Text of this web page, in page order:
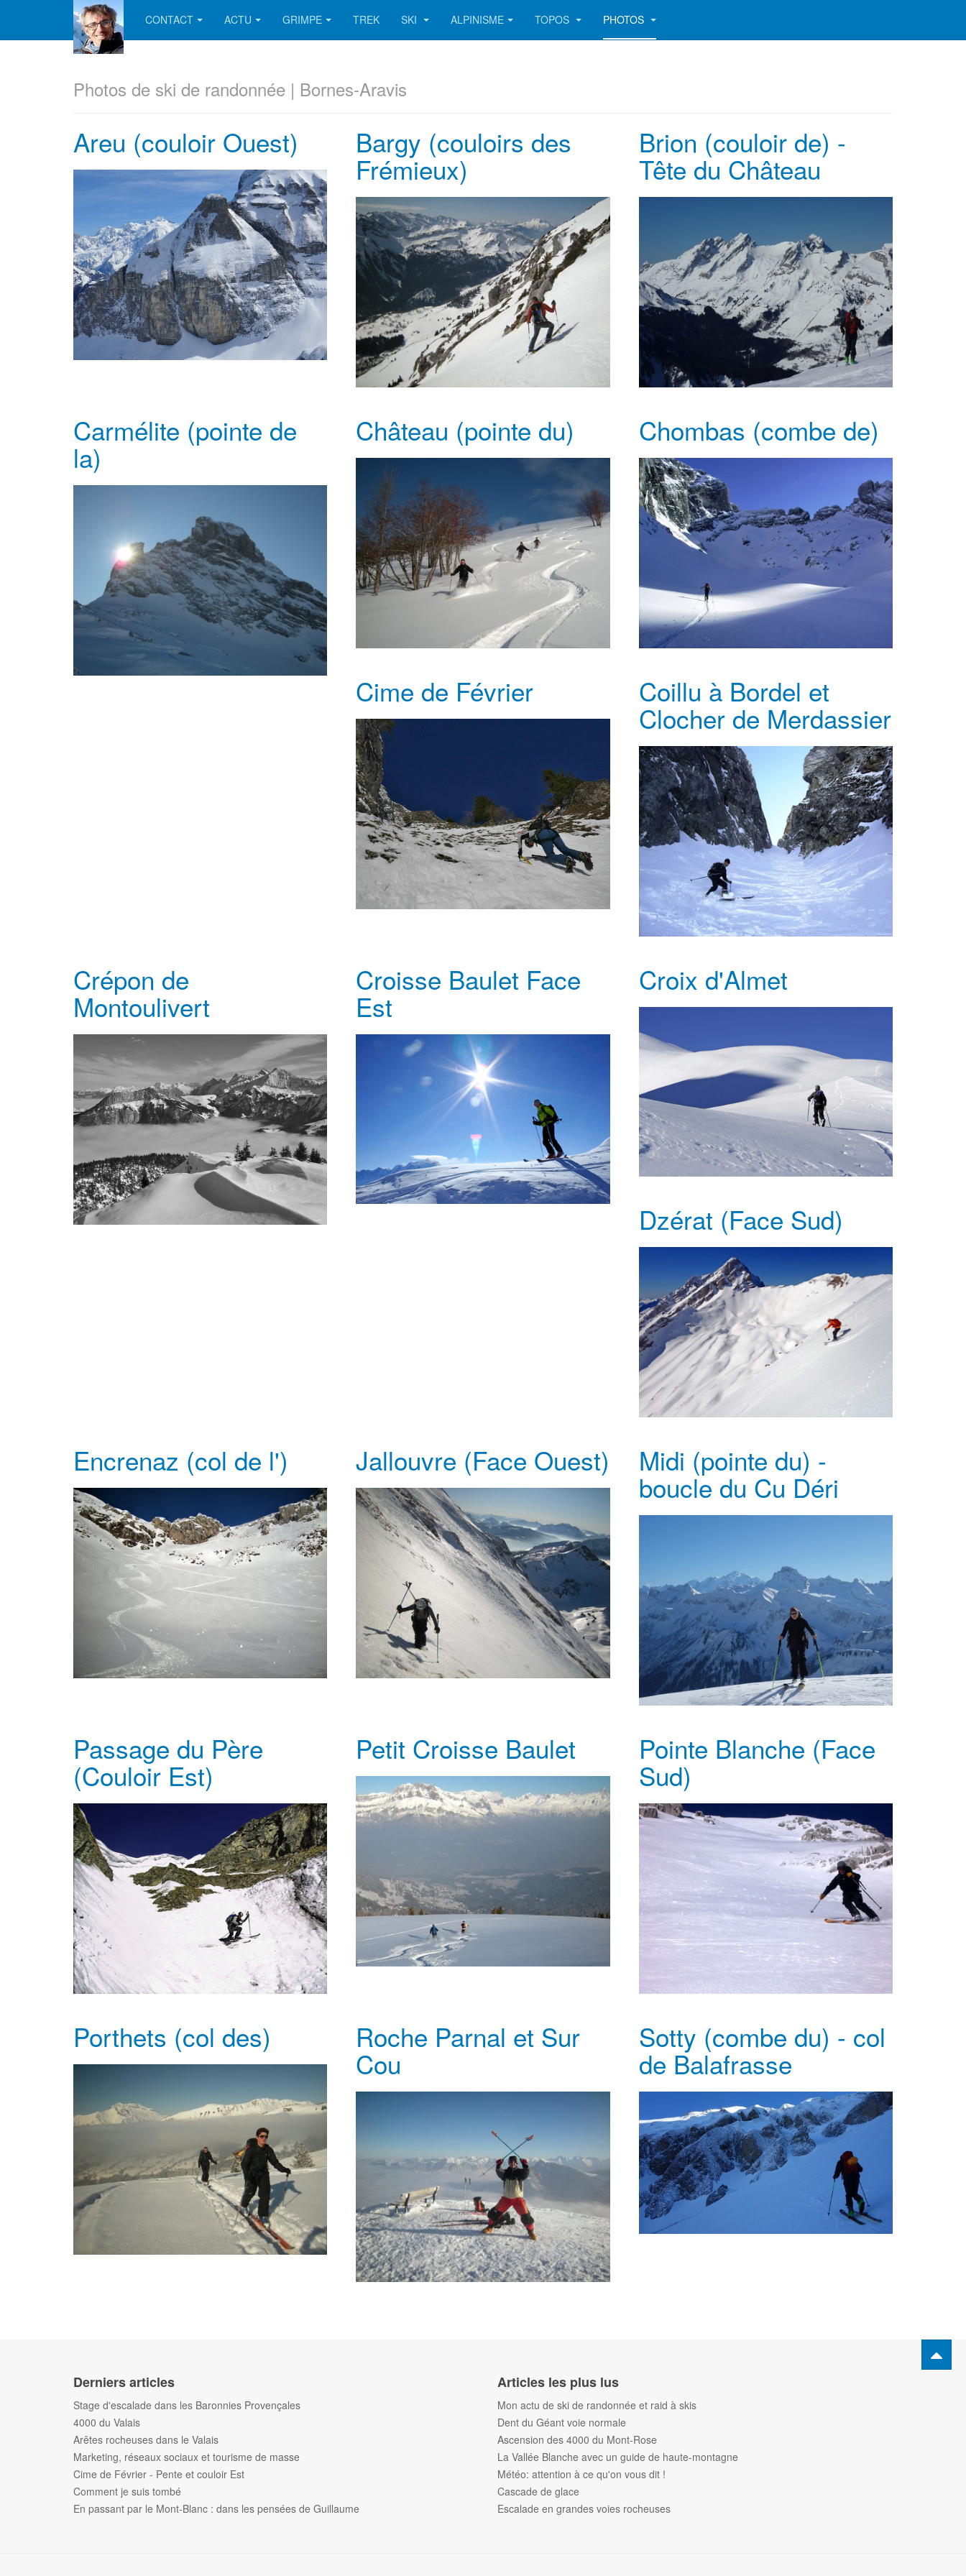
CONTACT ACTU GRIMPE TREK SKI ALPINISME TOPOS PHOTOS
Photos de ski de randonnée | Bornes-Aravis
Areu (couloir Ouest) Bargy (couloirs des
Frémieux)
Brion (couloir de) -
Tête du Château
Carmélite (pointe de
la)
Château (pointe du) Chombas (combe de)
Cime de Février Coillu à Bordel et
Clocher de Merdassier
Crépon de
Montoulivert
Croisse Baulet Face
Est
Croix d'Almet
Dzérat (Face Sud)
Encrenaz (col de l') Jallouvre (Face Ouest) Midi (pointe du) -
boucle du Cu Déri
Passage du Père
(Couloir Est)
Petit Croisse Baulet Pointe Blanche (Face
Sud)
Porthets (col des) Roche Parnal et Sur
Cou
Sotty (combe du) - col
de Balafrasse
Derniers articles
Stage d'escalade dans les Baronnies Provençales
4000 du Valais
Arêtes rocheuses dans le Valais
Marketing, réseaux sociaux et tourisme de masse
Cime de Février - Pente et couloir Est
Comment je suis tombé
En passant par le Mont-Blanc : dans les pensées de Guillaume
Articles les plus lus
Mon actu de ski de randonnée et raid à skis
Dent du Géant voie normale
Ascension des 4000 du Mont-Rose
La Vallée Blanche avec un guide de haute-montagne
Météo: attention à ce qu'on vous dit !
Cascade de glace
Escalade en grandes voies rocheuses